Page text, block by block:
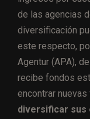
de las agencias
diversificación
este respecto,
Agentur (APA),
recibe fondos
encontrar
diversificar sus